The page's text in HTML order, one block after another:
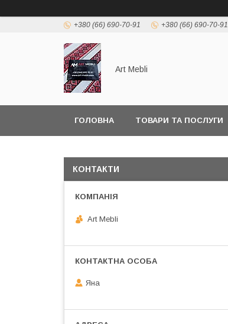
+380 (66) 690-70-91 +380 (66) 690-70-91
Art Mebli
ГОЛОВНА ТОВАРИ ТА ПОСЛУГИ
КОНТАКТИ
Art Mebli
Яна